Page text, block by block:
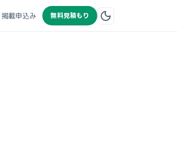
掲載申込み 無料見積もり